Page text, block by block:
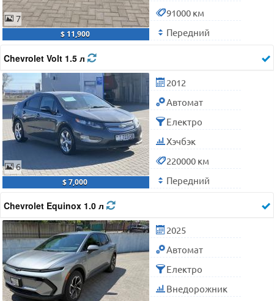
7
$ 11,900
91000 км
Передний
Chevrolet Volt 1.5 л
6
$ 7,000
2012
Автомат
Електро
Хэчбэк
220000 км
Передний
Chevrolet Equinox 1.0 л
2025
Автомат
Електро
Внедорожник